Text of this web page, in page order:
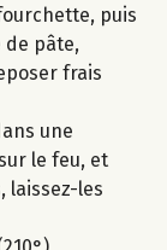
puis
de pâte,
frais
une
le feu, et
laissez-les